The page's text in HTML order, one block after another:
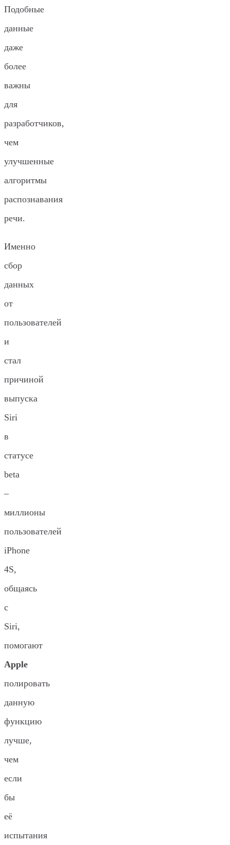
Подобные
данные
даже
более
важны
для
разработчиков,
чем
улучшенные
алгоритмы
распознавания
речи.
Именно
сбор
данных
от
пользователей
и
стал
причиной
выпуска
Siri
в
статусе
beta
–
миллионы
пользователей
iPhone
4S,
общаясь
с
Siri,
помогают
Apple
полировать
данную
функцию
лучше,
чем
если
бы
её
испытания